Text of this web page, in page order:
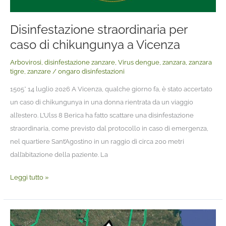
Disinfestazione straordinaria per
caso di chikungunya a Vicenza
Arbovirosi, disinfestazione zanzare, Virus dengue, zanzara, zanzara
tigre, zanzare/ ongaro disinfestazioni
1505* 14 luglio 2026 A Vicenza, qualche giorno fa, è stato accertato
un caso di chikungunya in una donna rientrata da un viaggio
all’estero. L’Ulss 8 Berica ha fatto scattare una disinfestazione
straordinaria, come previsto dal protocollo in caso di emergenza,
nel quartiere Sant’Agostino in un raggio di circa 200 metri
dall’abitazione della paziente. La
Leggi tutto »
West